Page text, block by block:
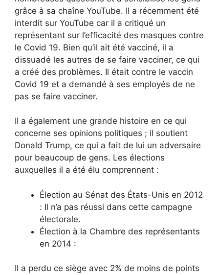
grâce à sa chaîne YouTube. Il a récemment été
interdit sur YouTube car il a critiqué un
représentant sur l’efficacité des masques contre
le Covid 19. Bien qu’il ait été vacciné, il a
dissuadé les autres de se faire vacciner, ce qui
a créé des problèmes. Il était contre le vaccin
Covid 19 et a demandé à ses employés de ne
pas se faire vacciner.
Il a également une grande histoire en ce qui
concerne ses opinions politiques ; il soutient
Donald Trump, ce qui a fait de lui un adversaire
pour beaucoup de gens. Les élections
auxquelles il a été élu comprennent :
Élection au Sénat des États-Unis en 2012
: Il n’a pas réussi dans cette campagne
électorale.
Élection à la Chambre des représentants
en 2014 :
Il a perdu ce siège avec 2% de moins de points